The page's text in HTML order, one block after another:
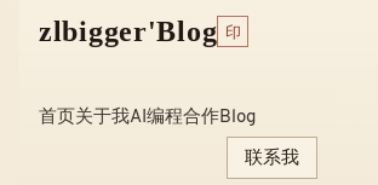
zlbigger'Blog 印
首页 关于我AI编程合作Blog
联系我